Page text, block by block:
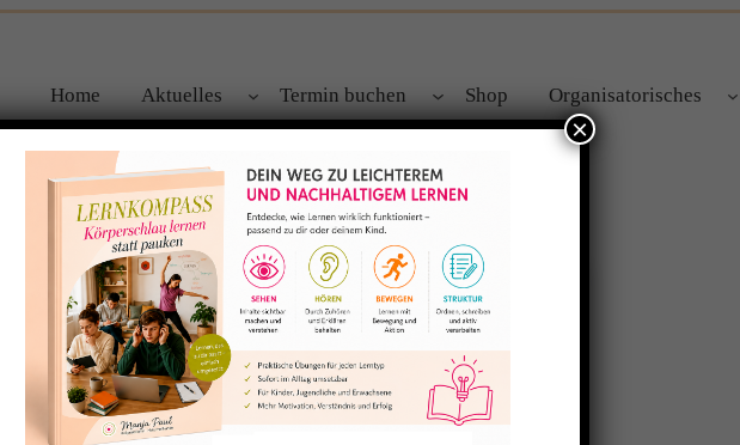
Home Aktuelles Termin buchen Shop Organisatorisches
Feedback
unsere Tochter Anni Wir möchten Frau Paul noch einmal
wir uns Sorgen um das Verhalten unserer Tochter, das wir
×